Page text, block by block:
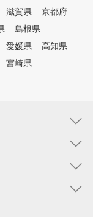
滋賀県
京都府
島根県
愛媛県
高知県
宮崎県